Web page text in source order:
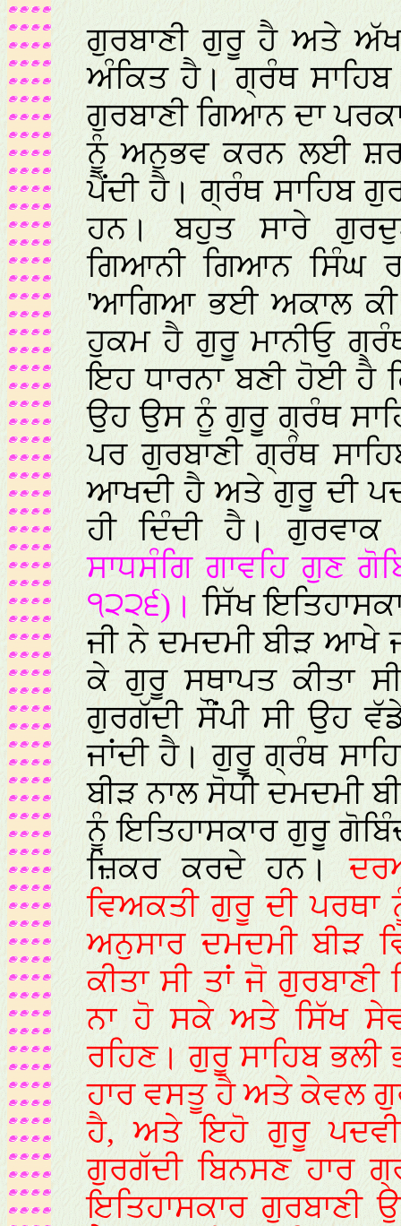
ਗੁਰਬਾਣੀ ਗੁਰੂ ਹੈ ਅਤੇ
ਅੰਕਿਤ ਹੈ। ਗ੍ਰੰਥ
ਗੁਰਬਾਣੀ ਗਿਆਨ ਦਾ
ਨੂੰ ਅਨੁਭਵ ਕਰਨ ਲਈ
ਪੈਂਦੀ ਹੈ। ਗ੍ਰੰਥ ਸਾਹਿਬ
ਹਨ। ਬਹੁਤ ਸਾਰੇ
ਗਿਆਨੀ ਗਿਆਨ ਸਿੰਘ
'ਆਗਿਆ ਭਈ ਅਕਾਲ ਕੀ
ਹੁਕਮ ਹੈ ਗੁਰੂ ਮਾਨੀਓੁ
ਇਹ ਧਾਰਨਾ ਬਣੀ ਹੋਈ ਹੈ
ਉਹ ਉਸ ਨੂੰ ਗੁਰੂ ਗ੍ਰੰਥ
ਪਰ ਗੁਰਬਾਣੀ ਗ੍ਰੰਥ
ਆਖਦੀ ਹੈ ਅਤੇ ਗੁਰੂ ਦੀ
ਹੀ ਦਿੰਦੀ ਹੈ।
ਸਾਧਸੰਗਿ ਗਾਵਹਿ ਗੁਣ
੧੨੨੬)। ਸਿੱਖ
ਜੀ ਨੇ ਦਮਦਮੀ ਬੀੜ ਆਖੇ
ਕੇ ਗੁਰੂ ਸਥਾਪਤ ਕੀਤਾ
ਗੁਰਗੱਦੀ ਸੌਂਪੀ ਸੀ ਉਹ
ਜਾਂਦੀ ਹੈ। ਗੁਰੂ ਗ੍ਰੰਥ
ਬੀੜ ਨਾਲ ਸੋਧੀ ਦਮਦਮੀ
ਨੂੰ ਇਤਿਹਾਸਕਾਰ ਗੁਰੂ
ਜ਼ਿਕਰ ਕਰਦੇ ਹਨ।
ਵਿਅਕਤੀ ਗੁਰੂ ਦੀ
ਅਨੁਸਾਰ ਦਮਦਮੀ ਬੀੜ
ਕੀਤਾ ਸੀ ਤਾਂ ਜੋ ਗੁਰਬਾਣੀ
ਨਾ ਹੋ ਸਕੇ ਅਤੇ ਸਿੱਖ
ਰਹਿਣ। ਗੁਰੂ ਸਾਹਿਬ
ਹਾਰ ਵਸਤੂ ਹੈ ਅਤੇ ਕੇਵਲ
ਹੈ, ਅਤੇ ਇਹੋ ਗੁਰੂ ਪਦਵੀ
ਗੁਰਗੱਦੀ ਬਿਨਸਣ ਹਾਰ
ਇਤਿਹਾਸਕਾਰ